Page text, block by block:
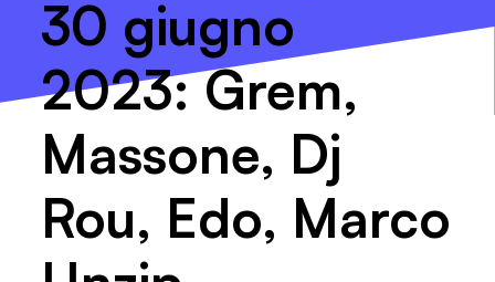
30 giugno
2023: Grem,
Massone, Dj
Rou, Edo, Marco